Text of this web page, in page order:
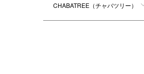
CHABATREE（チャバツリー）